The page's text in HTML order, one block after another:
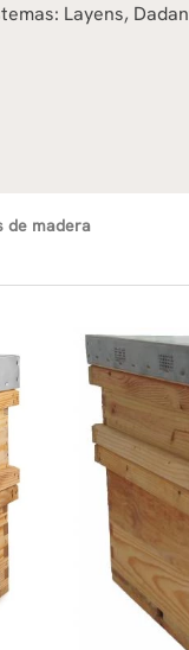
Layens,
de madera